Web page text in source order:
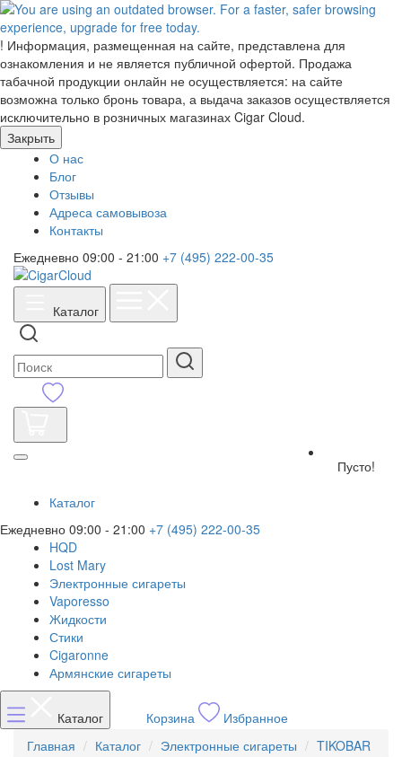
! Информация, размещенная на сайте, представлена для
ознакомления и не является публичной офертой. Продажа
табачной продукции онлайн не осуществляется: на сайте
возможна только бронь товара, а выдача заказов осуществляется
исключительно в розничных магазинах Cigar Cloud.
Закрыть
О нас
Блог
Отзывы
Адреса самовывоза
Контакты
Ежедневно 09:00 - 21:00 +7 (495) 222-00-35
Каталог
Пусто!
Каталог
Ежедневно 09:00 - 21:00 +7 (495) 222-00-35
HQD
Lost Mary
Электронные сигареты
Vaporesso
Жидкости
Стики
Cigaronne
Армянские сигареты
Каталог Корзина
Избранное
Главная
Каталог Электронные сигареты TIKOBAR